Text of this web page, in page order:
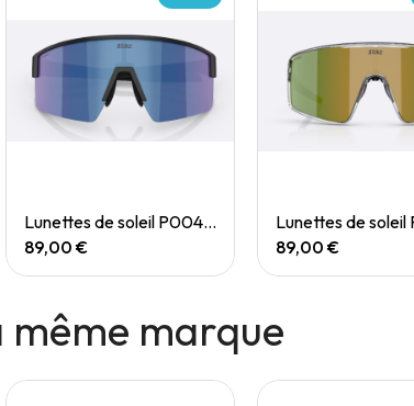
Quick View
Lunettes de soleil P004 Small
89,00 €
Quick View
89,00 €
même marque